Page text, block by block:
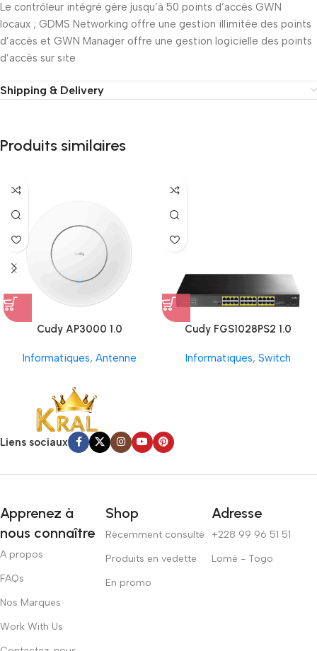
Le contrôleur intégré gère jusqu’à 50 points d’accès GWN
locaux ; GDMS Networking offre une gestion illimitée des points
d’accès et GWN Manager offre une gestion logicielle des points
d’accès sur site
Shipping & Delivery
Produits similaires
Cudy AP3000 1.0
Informatiques, Antenne
Cudy FGS1028PS2 1.0
Informatiques, Switch
Liens sociaux
Apprenez à
nous connaître
A propos
FAQs
Nos Marques
Work With Us
Shop
Récemment consulté
Produits en vedette
En promo
Adresse
+228 99 96 51 51
Lomé - Togo